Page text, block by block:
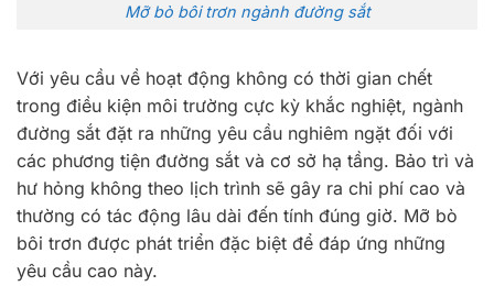
Mỡ bò bôi trơn ngành đường sắt
Với yêu cầu về hoạt động không có thời gian chết
trong điều kiện môi trường cực kỳ khắc nghiệt, ngành
đường sắt đặt ra những yêu cầu nghiêm ngặt đối với
các phương tiện đường sắt và cơ sở hạ tầng. Bảo trì và
hư hỏng không theo lịch trình sẽ gây ra chi phí cao và
thường có tác động lâu dài đến tính đúng giờ. Mỡ bò
bôi trơn được phát triển đặc biệt để đáp ứng những
yêu cầu cao này.